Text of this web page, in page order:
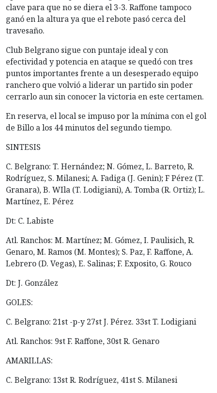
clave para que no se diera el 3-3. Raffone tampoco
ganó en la altura ya que el rebote pasó cerca del
travesaño.
Club Belgrano sigue con puntaje ideal y con
efectividad y potencia en ataque se quedó con tres
puntos importantes frente a un desesperado equipo
ranchero que volvió a liderar un partido sin poder
cerrarlo aun sin conocer la victoria en este certamen.
En reserva, el local se impuso por la mínima con el gol
de Billo a los 44 minutos del segundo tiempo.
SINTESIS
C. Belgrano: T. Hernández; N. Gómez, L. Barreto, R.
Rodríguez, S. Milanesi; A. Fadiga (J. Genin); F Pérez (T.
Granara), B. WIla (T. Lodigiani), A. Tomba (R. Ortiz); L.
Martínez, E. Pérez
Dt: C. Labiste
Atl. Ranchos: M. Martínez; M. Gómez, I. Paulisich, R.
Genaro, M. Ramos (M. Montes); S. Paz, F. Raffone, A.
Lebrero (D. Vegas), E. Salinas; F. Exposito, G. Rouco
Dt: J. González
GOLES:
C. Belgrano: 21st -p-y 27st J. Pérez. 33st T. Lodigiani
Atl. Ranchos: 9st F. Raffone, 30st R. Genaro
AMARILLAS:
C. Belgrano: 13st R. Rodríguez, 41st S. Milanesi